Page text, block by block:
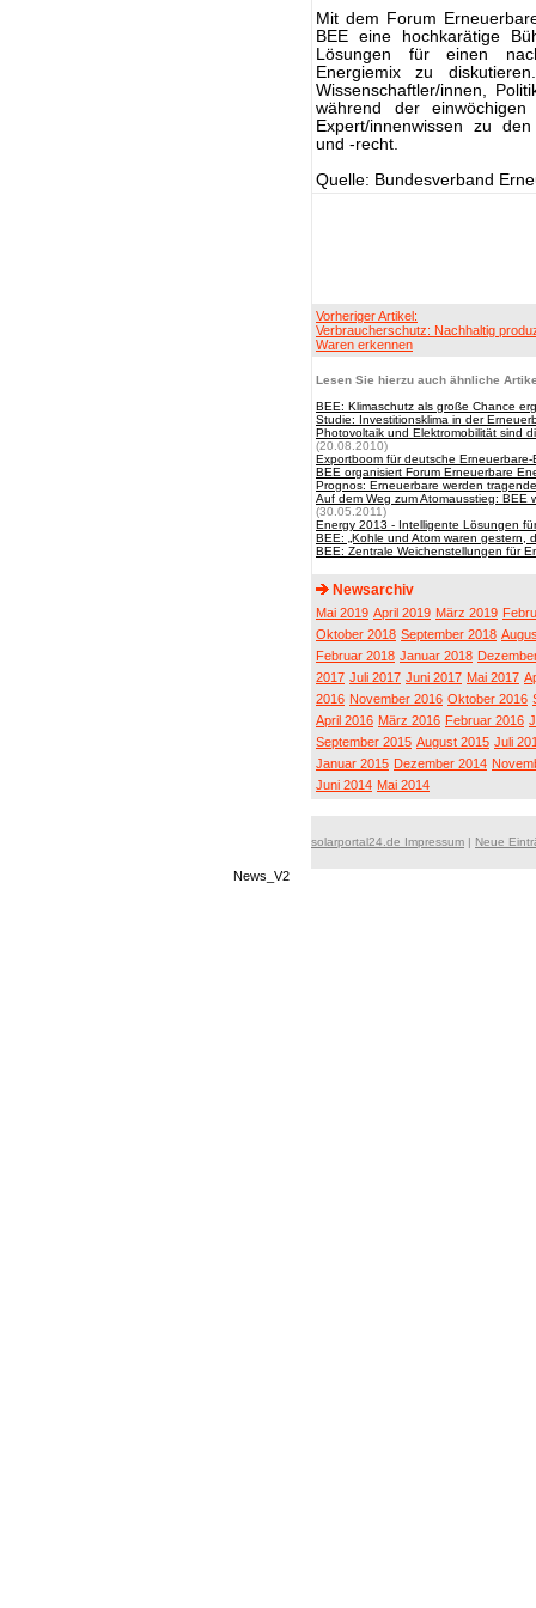
Mit dem Forum
BEE eine hochkarätige
Lösungen für einen
Energiemix zu
Wissenschaftler/innen,
während der
Expert/innenwissen zu
und -recht.
Quelle: Bundesverband
Vorheriger Artikel:
Verbraucherschutz: Nachhaltig
Waren erkennen
Lesen Sie hierzu auch ähnliche
BEE: Klimaschutz als große Chance
Studie: Investitionsklima in der
Photovoltaik und Elektromobilität sind
(20.08.2010)
Exportboom für deutsche
BEE organisiert Forum Erneuerbare
Prognos: Erneuerbare werden
Auf dem Weg zum Atomausstieg: BEE
(30.05.2011)
Energy 2013 - Intelligente Lösungen
BEE: „Kohle und Atom waren gestern,
BEE: Zentrale Weichenstellungen für
Newsarchiv
Mai 2019 April 2019 März 2019
Oktober 2018 September 2018
Februar 2018 Januar 2018
2017 Juli 2017 Juni 2017 Mai 2017
2016 November 2016 Oktober 2016
April 2016 März 2016 Februar 2016
September 2015 August 2015 Juli
Januar 2015 Dezember 2014
Juni 2014 Mai 2014
solarportal24.de Impressum | Neue
News_V2